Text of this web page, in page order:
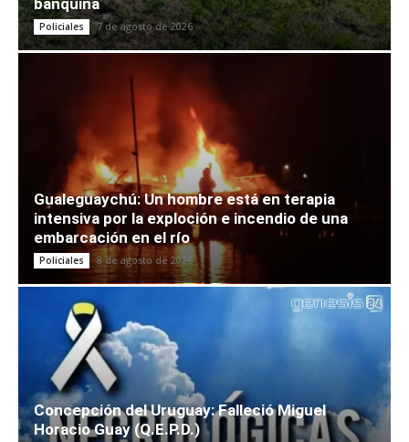
banquina
Policiales 7 de agosto de 2026
Gualeguaychú: Un hombre está en terapia
intensiva por la exploción e incendio de una
embarcación en el río
Policiales 8 de agosto de 2026
Concepción del Uruguay: Falleció Miguel
Horacio Guay (Q.E.P.D.)